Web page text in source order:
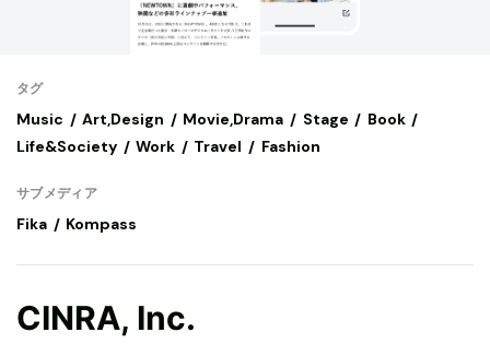
タグ
Music Art,Design Movie,Drama Stage
Book
Life&Society
Work Travel Fashion
サブメディア
Fika Kompass
CINRA, Inc.